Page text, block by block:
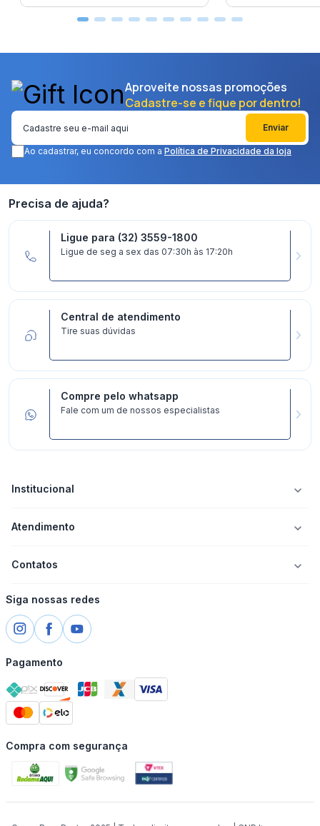
Aproveite nossas promoções
Cadastre-se e fique por dentro!
Enviar
Ao cadastrar, eu concordo com a Política de Privacidade da loja
Precisa de ajuda?
Ligue para (32) 3559-1800
Ligue de seg a sex das 07:30h às 17:20h
Central de atendimento
Tire suas dúvidas
Compre pelo whatsapp
Fale com um de nossos especialistas
Institucional
Atendimento
Contatos
Siga nossas redes
Pagamento
Compra com segurança